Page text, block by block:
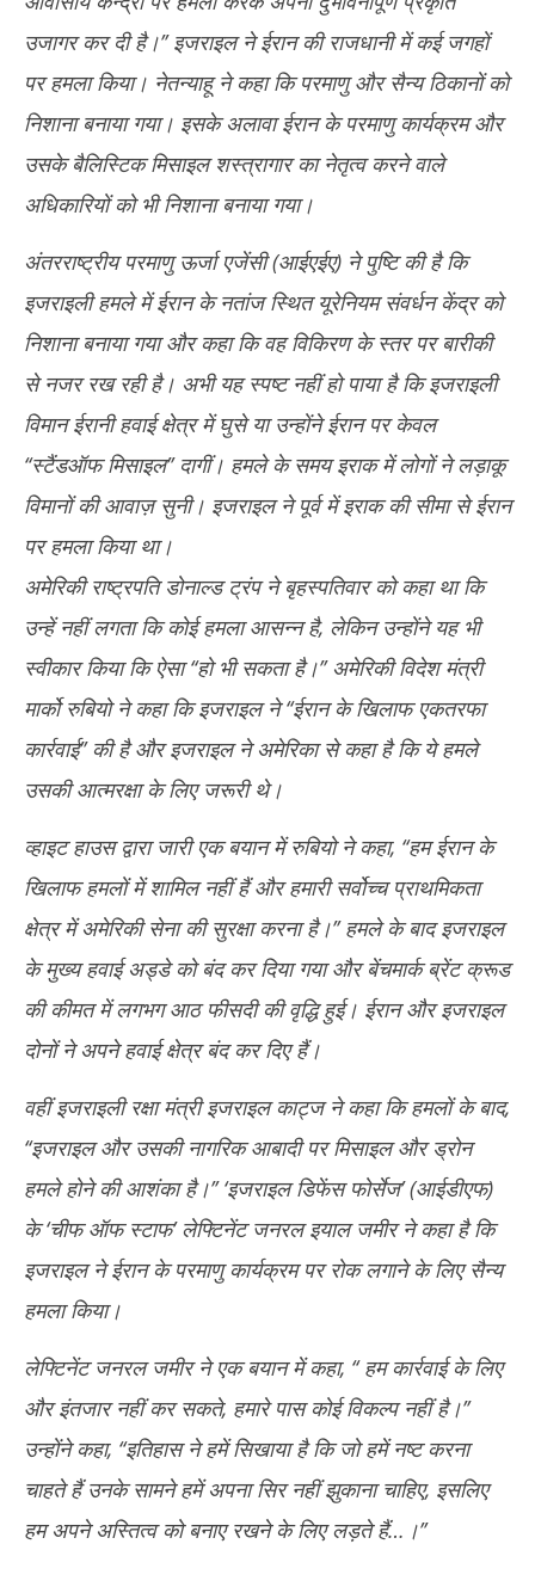
उजागर कर दी है।’’ इजराइल ने ईरान की राजधानी में कई जगहों
पर हमला किया। नेतन्याहू ने कहा कि परमाणु और सैन्य ठिकानों को
निशाना बनाया गया। इसके अलावा ईरान के परमाणु कार्यक्रम और
उसके बैलिस्टिक मिसाइल शस्त्रागार का नेतृत्व करने वाले
अधिकारियों को भी निशाना बनाया गया।
अंतरराष्ट्रीय परमाणु ऊर्जा एजेंसी (आईएईए) ने पुष्टि की है कि
इजराइली हमले में ईरान के नतांज स्थित यूरेनियम संवर्धन केंद्र को
निशाना बनाया गया और कहा कि वह विकिरण के स्तर पर बारीकी
से नजर रख रही है। अभी यह स्पष्ट नहीं हो पाया है कि इजराइली
विमान ईरानी हवाई क्षेत्र में घुसे या उन्होंने ईरान पर केवल
‘‘स्टैंडऑफ मिसाइल’’ दागीं। हमले के समय इराक में लोगों ने लड़ाकू
विमानों की आवाज़ सुनी। इजराइल ने पूर्व में इराक की सीमा से ईरान
पर हमला किया था।
अमेरिकी राष्ट्रपति डोनाल्ड ट्रंप ने बृहस्पतिवार को कहा था कि
उन्हें नहीं लगता कि कोई हमला आसन्न है, लेकिन उन्होंने यह भी
स्वीकार किया कि ऐसा ‘‘हो भी सकता है।’’ अमेरिकी विदेश मंत्री
मार्को रुबियो ने कहा कि इजराइल ने ‘‘ईरान के खिलाफ एकतरफा
कार्रवाई’’ की है और इजराइल ने अमेरिका से कहा है कि ये हमले
उसकी आत्मरक्षा के लिए जरूरी थे।
व्हाइट हाउस द्वारा जारी एक बयान में रुबियो ने कहा, ‘‘हम ईरान के
खिलाफ हमलों में शामिल नहीं हैं और हमारी सर्वोच्च प्राथमिकता
क्षेत्र में अमेरिकी सेना की सुरक्षा करना है।’’ हमले के बाद इजराइल
के मुख्य हवाई अड्डे को बंद कर दिया गया और बेंचमार्क ब्रेंट क्रूड
की कीमत में लगभग आठ फीसदी की वृद्धि हुई। ईरान और इजराइल
दोनों ने अपने हवाई क्षेत्र बंद कर दिए हैं।
वहीं इजराइली रक्षा मंत्री इजराइल काट्ज ने कहा कि हमलों के बाद,
‘‘इजराइल और उसकी नागरिक आबादी पर मिसाइल और ड्रोन
हमले होने की आशंका है।’’ ‘इजराइल डिफेंस फोर्सेज’ (आईडीएफ)
के ‘चीफ ऑफ स्टाफ’ लेफ्टिनेंट जनरल इयाल जमीर ने कहा है कि
इजराइल ने ईरान के परमाणु कार्यक्रम पर रोक लगाने के लिए सैन्य
हमला किया।
लेफ्टिनेंट जनरल जमीर ने एक बयान में कहा, ‘‘ हम कार्रवाई के लिए
और इंतजार नहीं कर सकते, हमारे पास कोई विकल्प नहीं है।’’
उन्होंने कहा, ‘‘इतिहास ने हमें सिखाया है कि जो हमें नष्ट करना
चाहते हैं उनके सामने हमें अपना सिर नहीं झुकाना चाहिए, इसलिए
हम अपने अस्तित्व को बनाए रखने के लिए लड़ते हैं…।’’